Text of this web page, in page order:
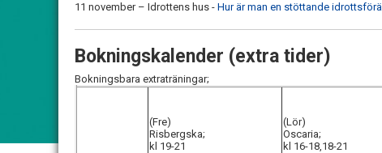
11 november – Idrottens hus - Hur är man en stöttande
Bokningskalender (extra tider)
Bokningsbara extraträningar;
(Fre)
Risbergska;
kl 19-21
(Lör)
Oscaria;
kl 16-18,18-21